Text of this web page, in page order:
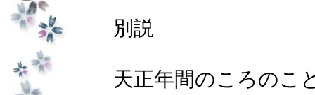
別説
天正年間のころのこ